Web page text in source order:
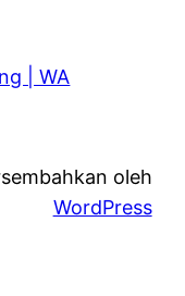
| WA
oleh
WordPress